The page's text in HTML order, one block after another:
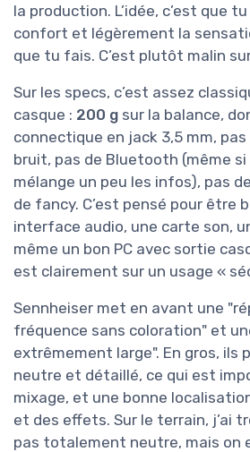
la production. L’idée, c’est que
confort et légèrement la
que tu fais. C’est plutôt malin
Sur les specs, c’est assez
casque : 200 g sur la balance,
connectique en jack 3,5 mm,
bruit, pas de Bluetooth (même si
mélange un peu les infos), pas
de fancy. C’est pensé pour être
interface audio, une carte son,
même un bon PC avec sortie
est clairement sur un usage «
Sennheiser met en avant une
fréquence sans coloration" et
extrêmement large". En gros, ils
neutre et détaillé, ce qui est
mixage, et une bonne
et des effets. Sur le terrain, j’ai
pas totalement neutre, mais on